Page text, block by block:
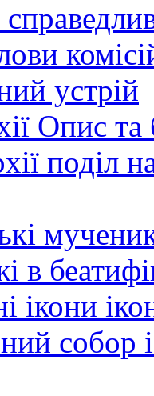
устрій
Опис та
поділ
в
ікони
собор